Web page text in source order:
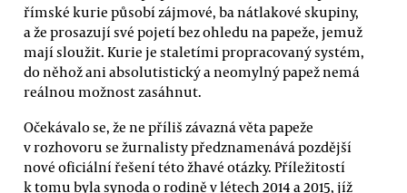
římské kurie působí zájmové, ba nátlakové skupiny,
a že prosazují své pojetí bez ohledu na papeže, jemuž
mají sloužit. Kurie je staletími propracovaný systém,
do něhož ani absolutistický a neomylný papež nemá
reálnou možnost zasáhnut.
Očekávalo se, že ne příliš závazná věta papeže
v rozhovoru se žurnalisty předznamenává pozdější
nové oficiální řešení této žhavé otázky. Příležitostí
k tomu byla synoda o rodině v létech 2014 a 2015, jíž